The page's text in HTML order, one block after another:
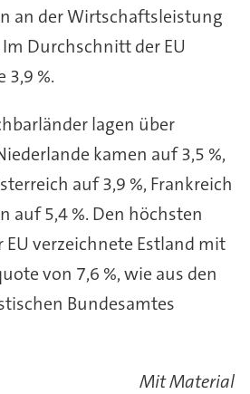
an der Wirtschaftsleistung
Im Durchschnitt der EU
3,9 %.
lagen über
kamen auf 3,5 %,
auf 3,9 %, Frankreich
auf 5,4 %. Den höchsten
verzeichnete Estland mit
von 7,6 %, wie aus den
Bundesamtes
Mit Material